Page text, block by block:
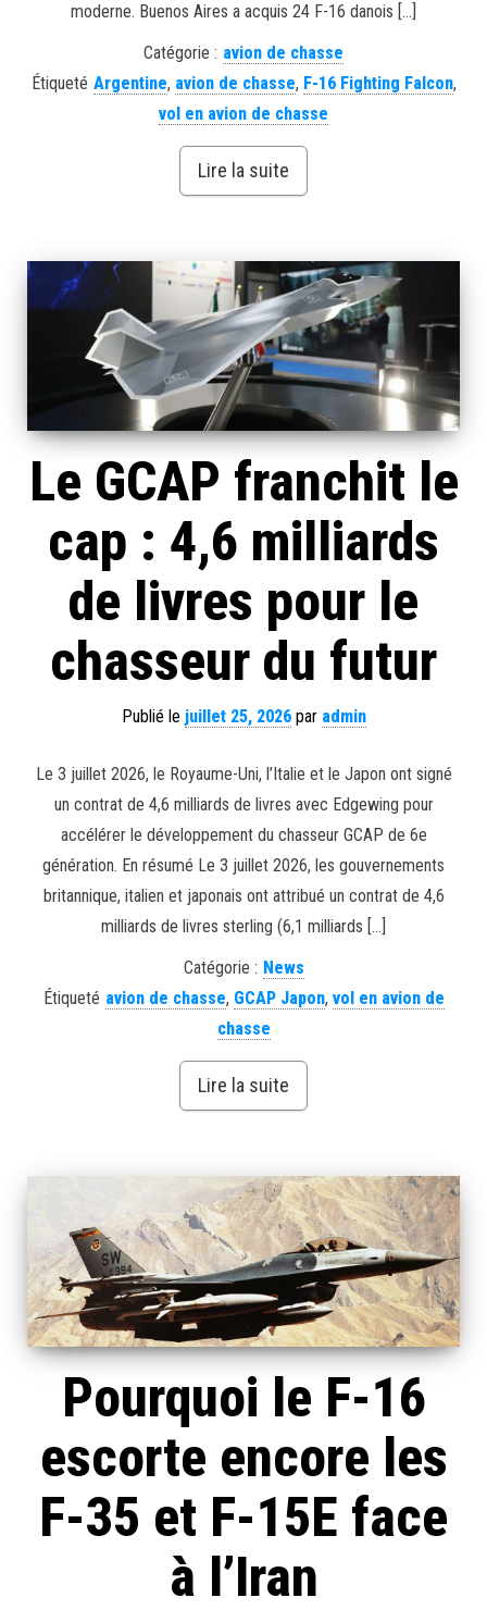
moderne. Buenos Aires a acquis 24 F-16 danois […]
Catégorie : avion de chasse
Étiqueté Argentine, avion de chasse, F-16 Fighting Falcon,
vol en avion de chasse
Lire la suite
Le GCAP franchit le
cap : 4,6 milliards
de livres pour le
chasseur du futur
Publié le juillet 25, 2026par admin
Le 3 juillet 2026, le Royaume-Uni, l’Italie et le Japon ont signé
un contrat de 4,6 milliards de livres avec Edgewing pour
accélérer le développement du chasseur GCAP de 6e
génération. En résumé Le 3 juillet 2026, les gouvernements
britannique, italien et japonais ont attribué un contrat de 4,6
milliards de livres sterling (6,1 milliards […]
Catégorie : News
Étiqueté avion de chasse, GCAP Japon, vol en avion de
chasse
Lire la suite
Pourquoi le F-16
escorte encore les
F-35 et F-15E face
à l’Iran